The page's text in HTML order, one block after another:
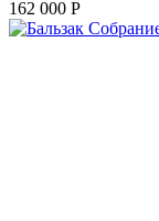
162 000 Р